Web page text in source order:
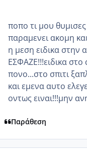
ποπο τι μου
παραμενει ακομη
η μεση ειδικα στην
ΕΣΦΑΖΕ!!!ειδικα στο
πονο...στο σπιτι
και εμενα αυτο
οντως ειναι!!!μην
Παράθεση